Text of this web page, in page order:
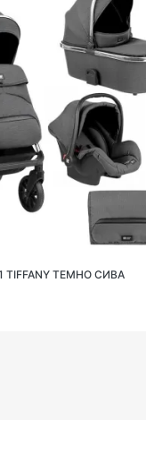
TIFFANY ТЕМНО СИВА